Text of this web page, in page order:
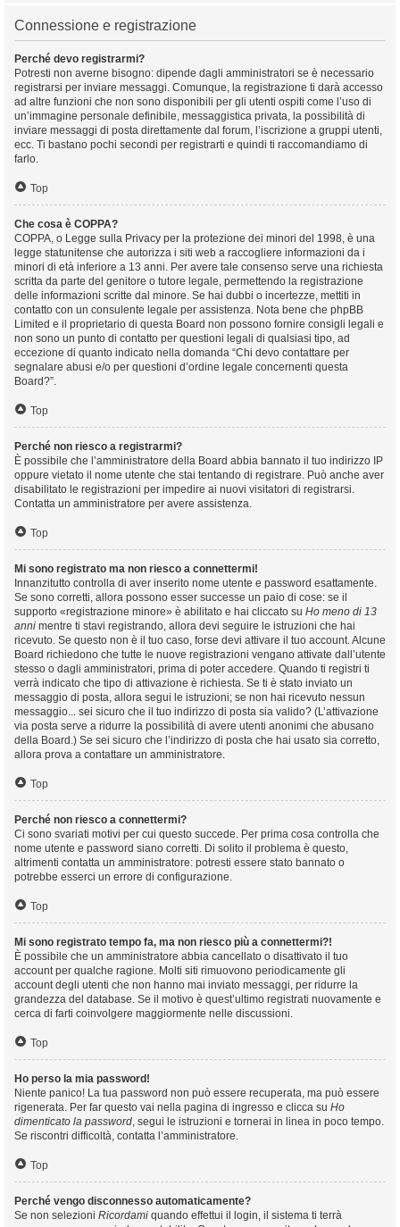
Connessione e registrazione
Perché devo registrarmi?
Potresti non averne bisogno: dipende dagli amministratori se è necessario
registrarsi per inviare messaggi. Comunque, la registrazione ti darà accesso
ad altre funzioni che non sono disponibili per gli utenti ospiti come l’uso di
un’immagine personale definibile, messaggistica privata, la possibilità di
inviare messaggi di posta direttamente dal forum, l’iscrizione a gruppi utenti,
ecc. Ti bastano pochi secondi per registrarti e quindi ti raccomandiamo di
farlo.
Top
Che cosa è COPPA?
COPPA, o Legge sulla Privacy per la protezione dei minori del 1998, è una
legge statunitense che autorizza i siti web a raccogliere informazioni da i
minori di età inferiore a 13 anni. Per avere tale consenso serve una richiesta
scritta da parte del genitore o tutore legale, permettendo la registrazione
delle informazioni scritte dal minore. Se hai dubbi o incertezze, mettiti in
contatto con un consulente legale per assistenza. Nota bene che phpBB
Limited e il proprietario di questa Board non possono fornire consigli legali e
non sono un punto di contatto per questioni legali di qualsiasi tipo, ad
eccezione di quanto indicato nella domanda “Chi devo contattare per
segnalare abusi e/o per questioni d’ordine legale concernenti questa
Board?”.
Top
Perché non riesco a registrarmi?
È possibile che l’amministratore della Board abbia bannato il tuo indirizzo IP
oppure vietato il nome utente che stai tentando di registrare. Può anche aver
disabilitato le registrazioni per impedire ai nuovi visitatori di registrarsi.
Contatta un amministratore per avere assistenza.
Top
Mi sono registrato ma non riesco a connettermi!
Innanzitutto controlla di aver inserito nome utente e password esattamente.
Se sono corretti, allora possono esser successe un paio di cose: se il
supporto «registrazione minore» è abilitato e hai cliccato su Ho meno di 13
anni mentre ti stavi registrando, allora devi seguire le istruzioni che hai
ricevuto. Se questo non è il tuo caso, forse devi attivare il tuo account. Alcune
Board richiedono che tutte le nuove registrazioni vengano attivate dall’utente
stesso o dagli amministratori, prima di poter accedere. Quando ti registri ti
verrà indicato che tipo di attivazione è richiesta. Se ti è stato inviato un
messaggio di posta, allora segui le istruzioni; se non hai ricevuto nessun
messaggio... sei sicuro che il tuo indirizzo di posta sia valido? (L’attivazione
via posta serve a ridurre la possibilità di avere utenti anonimi che abusano
della Board.) Se sei sicuro che l’indirizzo di posta che hai usato sia corretto,
allora prova a contattare un amministratore.
Top
Perché non riesco a connettermi?
Ci sono svariati motivi per cui questo succede. Per prima cosa controlla che
nome utente e password siano corretti. Di solito il problema è questo,
altrimenti contatta un amministratore: potresti essere stato bannato o
potrebbe esserci un errore di configurazione.
Top
Mi sono registrato tempo fa, ma non riesco più a connettermi?!
È possibile che un amministratore abbia cancellato o disattivato il tuo
account per qualche ragione. Molti siti rimuovono periodicamente gli
account degli utenti che non hanno mai inviato messaggi, per ridurre la
grandezza del database. Se il motivo è quest’ultimo registrati nuovamente e
cerca di farti coinvolgere maggiormente nelle discussioni.
Top
Ho perso la mia password!
Niente panico! La tua password non può essere recuperata, ma può essere
rigenerata. Per far questo vai nella pagina di ingresso e clicca su Ho
dimenticato la password, segui le istruzioni e tornerai in linea in poco tempo.
Se riscontri difficoltà, contatta l’amministratore.
Top
Perché vengo disconnesso automaticamente?
Se non selezioni Ricordami quando effettui il login, il sistema ti terrà